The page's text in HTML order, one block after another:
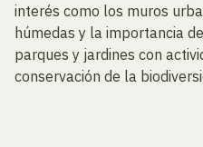
interés como los muros
húmedas y la importancia
parques y jardines con
conservación de la